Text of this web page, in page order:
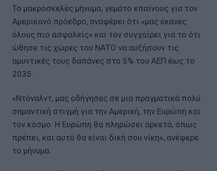
Το μακροσκελές μήνυμα, γεμάτο επαίνους για τον
Αμερικανό πρόεδρο, αναφέρει ότι «μας έκανες
όλους πιο ασφαλείς» και τον συγχαίρει για το ότι
ώθησε τις χώρες του ΝΑΤΟ να αυξήσουν τις
αμυντικές τους δαπάνες στο 5% του ΑΕΠ έως το
2035.
«Ντόναλντ, μας οδήγησες σε μια πραγματικά πολύ
σημαντική στιγμή για την Αμερική, την Ευρώπη και
τον κόσμο. Η Ευρώπη θα πληρώσει αρκετά, όπως
πρέπει, και αυτό θα είναι δική σου νίκη», ανέφερε
το μήνυμα.